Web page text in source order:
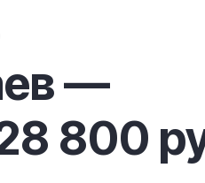
—
800